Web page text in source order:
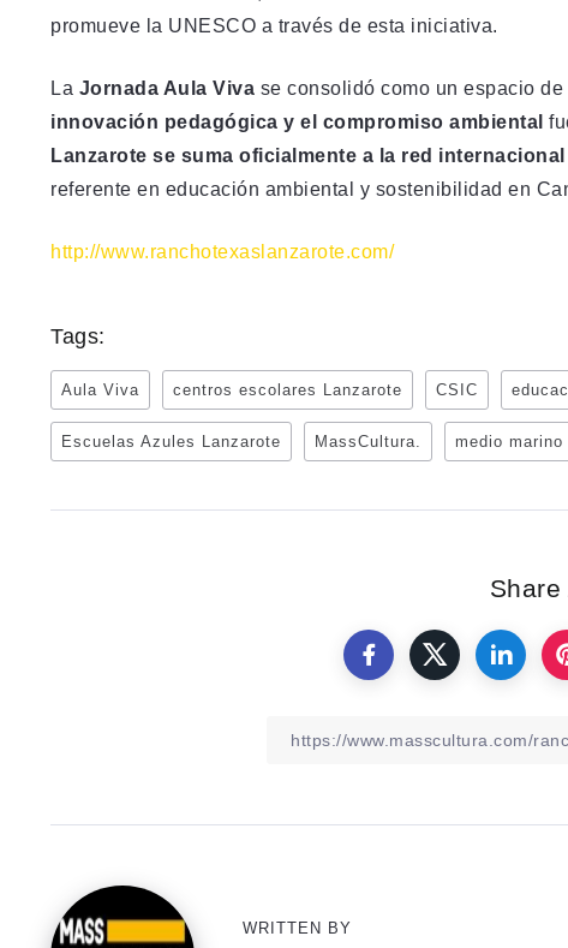
promueve la UNESCO a través de esta iniciativa.
La Jornada Aula Viva se consolidó como un espacio
innovación pedagógica y el compromiso ambiental
Lanzarote se suma oficialmente a la red
referente en educación ambiental y sostenibilidad en
http://www.ranchotexaslanzarote.com/
Tags:
Aula Viva centros escolares Lanzarote CSIC
Escuelas Azules Lanzarote MassCultura. medio marino
Share
WRITTEN BY